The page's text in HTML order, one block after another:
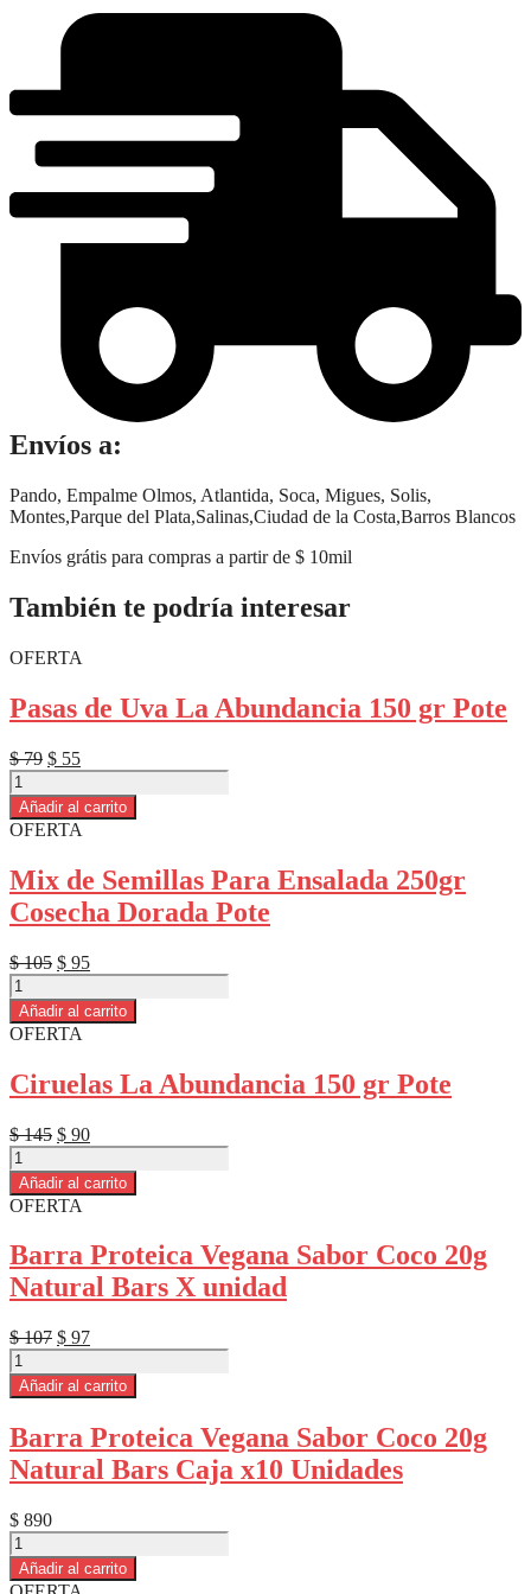
cantidad
Envíos a:
Pando, Empalme Olmos, Atlantida, Soca, Migues, Solis,
Montes,Parque del Plata,Salinas,Ciudad de la Costa,Barros Blancos
Envíos grátis para compras a partir de $ 10mil
También te podría interesar
OFERTA
Pasas de Uva La Abundancia 150 gr Pote
$79 El
precio
original
era:
$ 79.
$ 55El
precio
actual
es:
$ 55.
Pasas
de
Uva
La
150
gr
Pote
Añadir al carrito
OFERTA
Mix de Semillas Para Ensalada 250gr
Cosecha Dorada Pote
$105 El
precio
original
era:
$ 105.
$ 95El
precio
actual
es:
Mix
de
Semillas
Para
250gr
Dorada
Pote
cantidad
Añadir al carrito
OFERTA
Ciruelas La Abundancia 150 gr Pote
$145 El
precio
original
era:
$ 145.
$ 90El
precio
actual
es:
Ciruelas
La
Abundancia
150
Pote
cantidad
Añadir al carrito
OFERTA
Barra Proteica Vegana Sabor Coco 20g
Natural Bars X unidad
$107 El
precio
original
era:
$ 97El
precio
actual
es:
Barra
Proteica
Vegana
Coco
20g
Natural
X
unidad
cantidad
Añadir al carrito
Barra Proteica Vegana Sabor Coco 20g
Natural Bars Caja x10 Unidades
$ 890
Barra
Proteica
Vegana
Añadir al carrito